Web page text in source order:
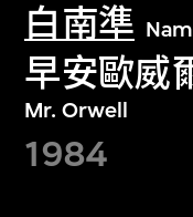
白南準
早安歐威
Mr. Orwell
1984